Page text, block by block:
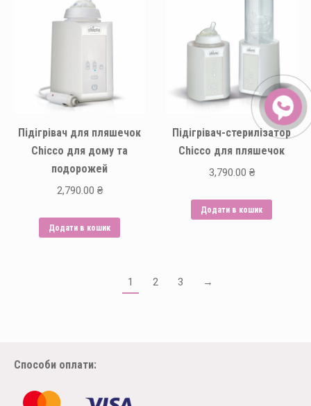
на
товару
Підігрівач для пляшечок
Chicco для дому та
подорожей
2,790.00 ₴
Додати в кошик
Підігрівач-стерилізатор
Chicco для пляшечок
3,790.00 ₴
Додати в кошик
1 2 3 →
Способи оплати: